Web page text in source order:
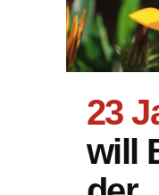
23
will